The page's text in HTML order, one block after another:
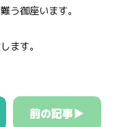
う御座います。
ます。
前の記事▶